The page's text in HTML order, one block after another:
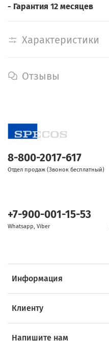
- Гарантия 12 месяцев
Характеристики
Отзывы
Информация
Клиенту
Напишите нам
8-800-2017-617
Отдел продаж (Звонок бесплатный)
+7-900-001-15-53
Whatsapp, Viber